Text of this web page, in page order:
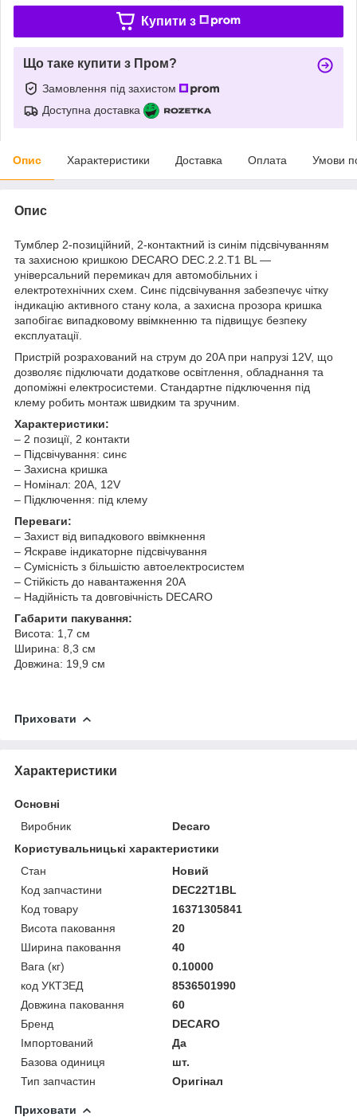
Купити з
Що таке купити з Пром?
Замовлення під захистом
Доступна доставка
Опис Характеристики Доставка Оплата Умови
Опис
Тумблер 2-позиційний, 2-контактний із синім підсвічуванням
та захисною кришкою DECARO DEC.2.2.T1 BL —
універсальний перемикач для автомобільних і
електротехнічних схем. Синє підсвічування забезпечує чітку
індикацію активного стану кола, а захисна прозора кришка
запобігає випадковому ввімкненню та підвищує безпеку
експлуатації.
Пристрій розрахований на струм до 20A при напрузі 12V, що
дозволяє підключати додаткове освітлення, обладнання та
допоміжні електросистеми. Стандартне підключення під
клему робить монтаж швидким та зручним.
Характеристики:
– 2 позиції, 2 контакти
– Підсвічування: синє
– Захисна кришка
– Номінал: 20A, 12V
– Підключення: під клему
Переваги:
– Захист від випадкового ввімкнення
– Яскраве індикаторне підсвічування
– Сумісність з більшістю автоелектросистем
– Стійкість до навантаження 20A
– Надійність та довговічність DECARO
Габарити пакування:
Висота: 1,7 см
Ширина: 8,3 см
Довжина: 19,9 см
Приховати
Характеристики
Основні
Виробник
Decaro
Користувальницькі характеристики
Стан
Новий
Код запчастини
DEC22T1BL
Код товару
16371305841
Висота паковання
20
Ширина паковання
40
Вага (кг)
0.10000
код УКТЗЕД
8536501990
Довжина паковання
60
Бренд
DECARO
Імпортований
Да
Базова одиниця
шт.
Тип запчастин
Оригінал
Приховати